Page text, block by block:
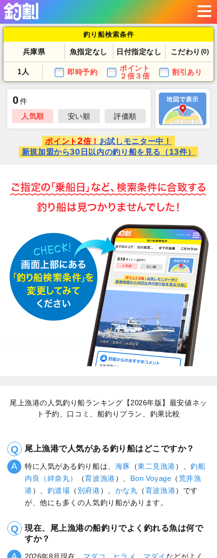
釣り船検索条件
兵庫県 魚指定なし 日付指定なし こだわり (0)
1人 即時予約
ポイント
２倍３倍
割引あり
0件
人気順
安い順 評価順
ポイント 2倍！ お試しモニター中！
新規加盟から30 日以内の釣り船を見る（13件）
尾上漁港の人気釣り船ランキング【2026年版】最安値ネッ
ト予約、口コミ、船釣りプラン、釣果比較
尾上漁港で人気がある釣り船はどこですか？
特に人気がある釣り船は、 海豚 （東二見漁港 ）、釣船
内良（絆奈丸）
（育波漁港 ）、 Bon Voyage （荒井漁
港 ）、 釣道場 （ 別府港 ）、 かな丸 （育波漁港）です
が、他にも多くの人気釣り船があります。
現在、尾上漁港の船釣りでよく釣れる魚は何で
すか？